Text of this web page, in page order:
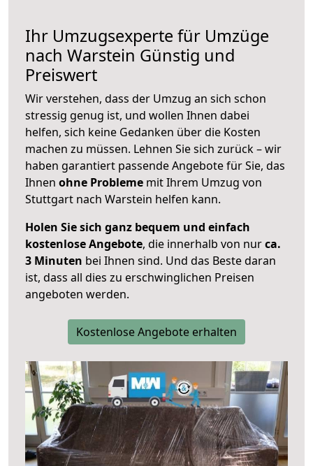
Ihr Umzugsexperte für Umzüge
nach Warstein Günstig und
Preiswert
Wir verstehen, dass der Umzug an sich schon
stressig genug ist, und wollen Ihnen dabei
helfen, sich keine Gedanken über die Kosten
machen zu müssen. Lehnen Sie sich zurück – wir
haben garantiert passende Angebote für Sie, das
Ihnen ohne Probleme mit Ihrem Umzug von
Stuttgart nach Warstein helfen kann.
Holen Sie sich ganz bequem und einfach
kostenlose Angebote, die innerhalb von nurca.
3 Minuten bei Ihnen sind. Und das Beste daran
ist, dass all dies zu erschwinglichen Preisen
angeboten werden.
Kostenlose Angebote erhalten